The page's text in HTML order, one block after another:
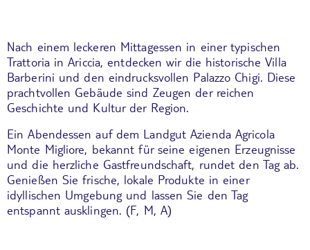
Nach einem leckeren Mittagessen in einer typischen
Trattoria in Ariccia, entdecken wir die historischeVilla
Barberini und den eindrucksvollen Palazzo Chigi. Diese
prachtvollen Gebäude sind Zeugen der reichen
Geschichte und Kultur der Region.
Ein Abendessen auf dem Landgut Azienda Agricola
Monte Migliore, bekannt für seine eigenen Erzeugnisse
und die herzliche Gastfreundschaft, rundet den Tag ab.
Genießen Sie frische, lokale Produkte in einer
idyllischen Umgebung und lassen Sie den Tag
entspannt ausklingen. (F, M, A)